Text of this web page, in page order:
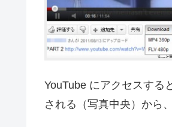
YouTube にアクセスする
される（写真中央）から